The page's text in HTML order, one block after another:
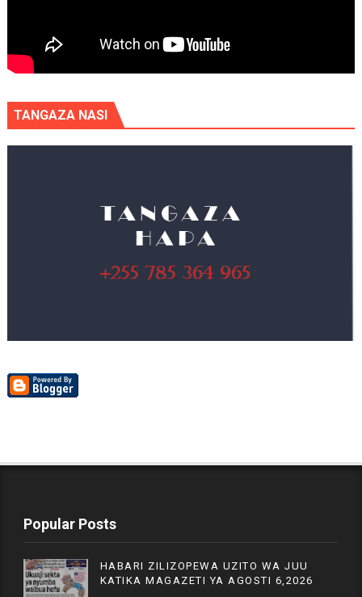
TANGAZA NASI
Popular Posts
HABARI ZILIZOPEWA UZITO WA JUU
KATIKA MAGAZETI YA AGOSTI 6,2026